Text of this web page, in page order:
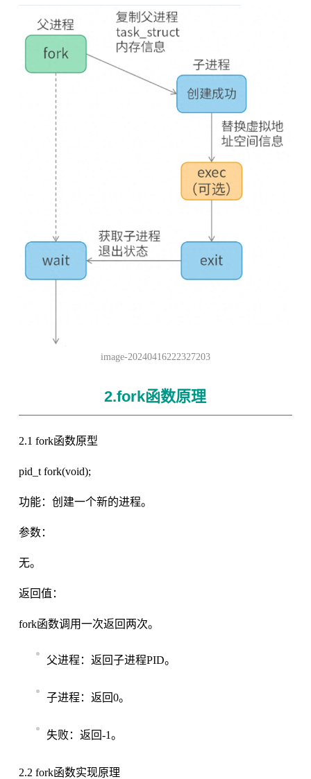
image-20240416222327203
2.fork函数原理
2.1 fork函数原型
pid_t fork(void);
功能：创建一个新的进程。
参数：
无。
返回值：
fork函数调用一次返回两次。
父进程：返回子进程PID。
子进程：返回0。
失败：返回-1。
2.2 fork函数实现原理